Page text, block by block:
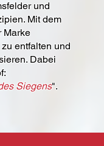
und
Mit dem
Marke
entfalten und
Dabei
Siegens".